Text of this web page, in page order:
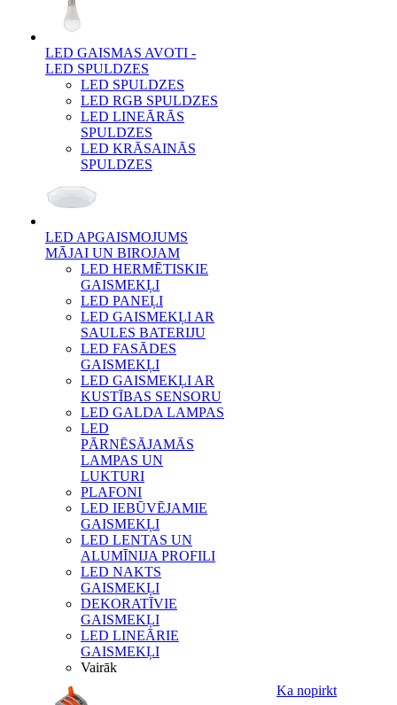
LED GAISMAS AVOTI -
LED SPULDZES
LED SPULDZES
LED RGB SPULDZES
LED LINEĀRĀS
SPULDZES
LED KRĀSAINĀS
SPULDZES
LED APGAISMOJUMS
MĀJAI UN BIROJAM
LED HERMĒTISKIE
GAISMEKĻI
LED PANEĻI
LED GAISMEKĻI AR
SAULES BATERIJU
LED FASĀDES
GAISMEKĻI
LED GAISMEKĻI AR
KUSTĪBAS SENSORU
LED GALDA LAMPAS
LED
PĀRNĒSĀJAMĀS
LAMPAS UN
LUKTURI
PLAFONI
LED IEBŪVĒJAMIE
GAISMEKĻI
LED LENTAS UN
ALUMĪNIJA PROFILI
LED NAKTS
GAISMEKĻI
DEKORATĪVIE
GAISMEKĻI
LED LINEĀRIE
GAISMEKĻI
Vairāk
Ka nopirkt